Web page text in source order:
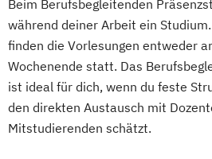
IT Security Information
Mental Health
PR &
Smart Engineering of
Technologies and Processes
Soziale Arbeit
Controlling
Corporate Governance
Designing Digital Business
TV und Media
Global Sales and Marketing
Handelsmanagement
Beim Berufsbegleitenden
während deiner Arbeit ein
finden die Vorlesungen entweder
Wochenende statt. Das
ist ideal für dich, wenn du feste
den direkten Austausch mit
Mitstudierenden schätzt.